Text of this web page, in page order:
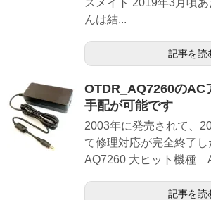
んは結...
記事を読
OTDR_AQ7260のAC
手配が可能です
2003年に発売されて、
て修理対応が完全終了
AQ7260 大ヒット機種
記事を読